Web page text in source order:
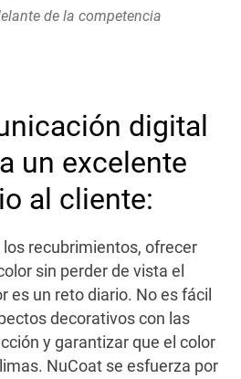
de la competencia
digital
un excelente
al cliente:
los recubrimientos, ofrecer
sin perder de vista el
es un reto diario. No es fácil
decorativos con las
y garantizar que el color
NuCoat se esfuerza por